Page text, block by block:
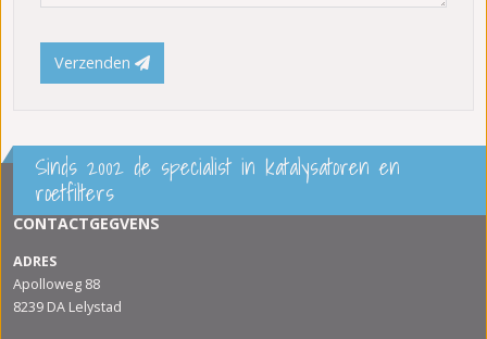
Verzenden
Sinds 2002 de specialist in katalysatoren en
roetfilters
CONTACTGEGVENS
ADRES
Apolloweg 88
8239 DA Lelystad